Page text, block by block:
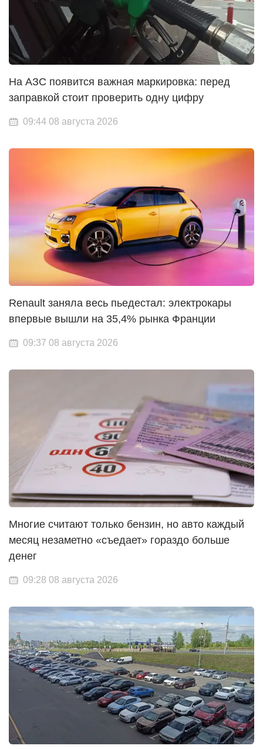
На АЗС появится важная маркировка: перед
заправкой стоит проверить одну цифру
09:44 08 августа 2026
Renault заняла весь пьедестал: электрокары
впервые вышли на 35,4% рынка Франции
09:37 08 августа 2026
Многие считают только бензин, но авто каждый
месяц незаметно «съедает» гораздо больше
денег
09:28 08 августа 2026